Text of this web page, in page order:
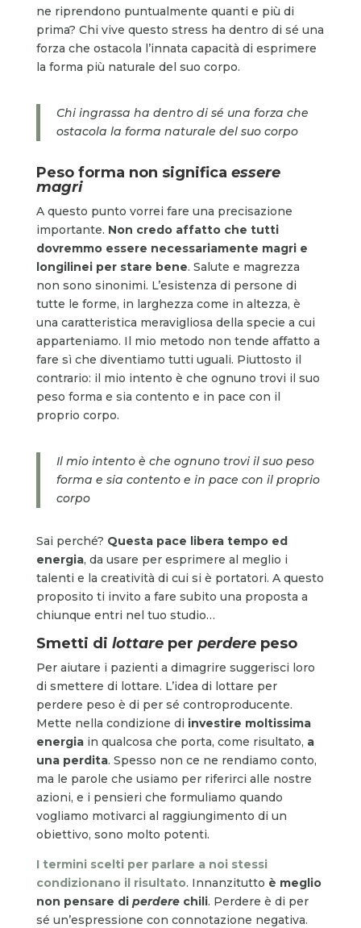
ne riprendono puntualmente quanti e più di
prima? Chi vive questo stress ha dentro di sé una
forza che ostacola l’innata capacità di esprimere
la forma più naturale del suo corpo.
Chi ingrassa ha dentro di sé una forza che
ostacola la forma naturale del suo corpo
Peso forma non significa essere
magri
A questo punto vorrei fare una precisazione
importante. Non credo affatto che tutti
dovremmo essere necessariamente magri e
longilinei per stare bene. Salute e magrezza
non sono sinonimi. L’esistenza di persone di
tutte le forme, in larghezza come in altezza, è
una caratteristica meravigliosa della specie a cui
apparteniamo. Il mio metodo non tende affatto a
fare sì che diventiamo tutti uguali. Piuttosto il
contrario: il mio intento è che ognuno trovi il suo
peso forma e sia contento e in pace con il
proprio corpo.
Il mio intento è che ognuno trovi il suo peso
forma e sia contento e in pace con il proprio
corpo
Sai perché? Questa pace libera tempo ed
energia, da usare per esprimere al meglio i
talenti e la creatività di cui si è portatori. A questo
proposito ti invito a fare subito una proposta a
chiunque entri nel tuo studio…
Smetti di lottareper perderepeso
Per aiutare i pazienti a dimagrire suggerisci loro
di smettere di lottare. L’idea di lottare per
perdere peso è di per sé controproducente.
Mette nella condizione di investire moltissima
energiain qualcosa che porta, come risultato, a
una perdita. Spesso non ce ne rendiamo conto,
ma le parole che usiamo per riferirci alle nostre
azioni, e i pensieri che formuliamo quando
vogliamo motivarci al raggiungimento di un
obiettivo, sono molto potenti.
I termini scelti per parlare a noi stessi
condizionano il risultato. Innanzitutto è meglio
non pensare di perdere chili. Perdere è di per
sé un’espressione con connotazione negativa.